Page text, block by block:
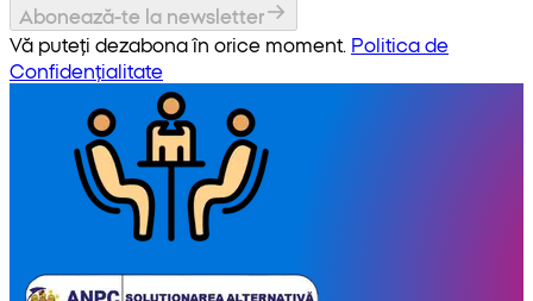
Abonează-te la newsletter
Vă puteți dezabona în orice moment. Politica de
Confidențialitate